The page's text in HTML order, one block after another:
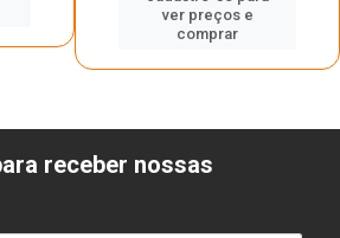
ver preços e
comprar
receber nossas